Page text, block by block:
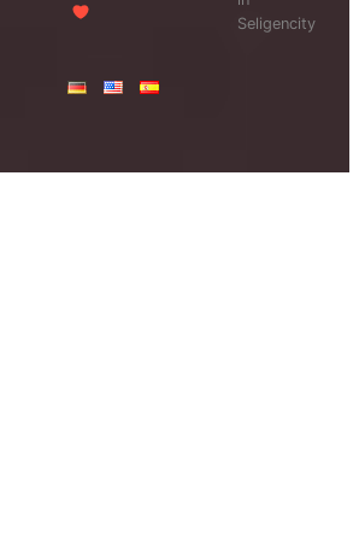
Seligencity